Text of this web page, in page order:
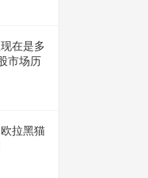
在是多
市场历
拉黑猫